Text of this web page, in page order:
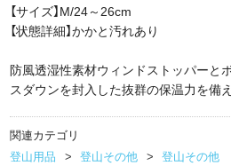
【サイズ】M/24～26cm
【状態詳細】かかと汚れあり
防風透湿性素材ウィンドストッパーと
スダウンを封入した抜群の保温力を備
関連カテゴリ
登山用品
登山その他 登山その他